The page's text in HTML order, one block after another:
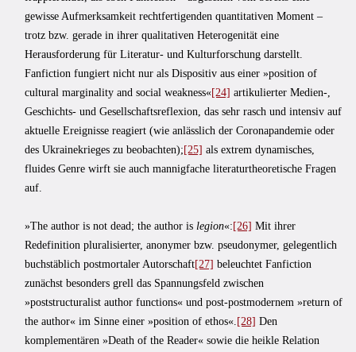
gewisse Aufmerksamkeit rechtfertigenden quantitativen Moment –
trotz bzw. gerade in ihrer qualitativen Heterogenität eine
Herausforderung für Literatur- und Kulturforschung darstellt.
Fanfiction fungiert nicht nur als Dispositiv aus einer »position of
cultural marginality and social weakness«[24] artikulierter Medien-,
Geschichts- und Gesellschaftsreflexion, das sehr rasch und intensiv auf
aktuelle Ereignisse reagiert (wie anlässlich der Coronapandemie oder
des Ukrainekrieges zu beobachten); [25] als extrem dynamisches,
fluides Genre wirft sie auch mannigfache literaturtheoretische Fragen
auf.
»The author is not dead; the author is legion«: [26] Mit ihrer
Redefinition pluralisierter, anonymer bzw. pseudonymer, gelegentlich
buchstäblich postmortaler Autorschaft[27] beleuchtet Fanfiction
zunächst besonders grell das Spannungsfeld zwischen
»poststructuralist author functions« und post-postmodernem »return of
the author« im Sinne einer »position of ethos«. [28] Den
komplementären »Death of the Reader« sowie die heikle Relation